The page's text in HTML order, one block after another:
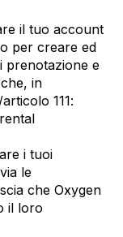
il tuo account
per creare ed
prenotazione e
in
111:
i tuoi
le
che Oxygen
il loro